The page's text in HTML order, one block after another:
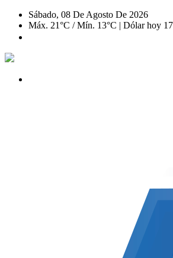
Sábado, 08 De Agosto De 2026
Máx. 21°C / Mín. 13°C | Dólar hoy